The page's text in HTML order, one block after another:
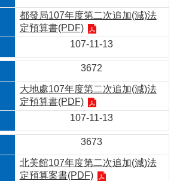
都發局107年度第二次追加(減)法
定預算書(PDF)
107-11-13
3672
大地處107年度第二次追加(減)法
定預算書(PDF)
107-11-13
3673
北美館107年度第二次追加(減)法
定預算案書(PDF)